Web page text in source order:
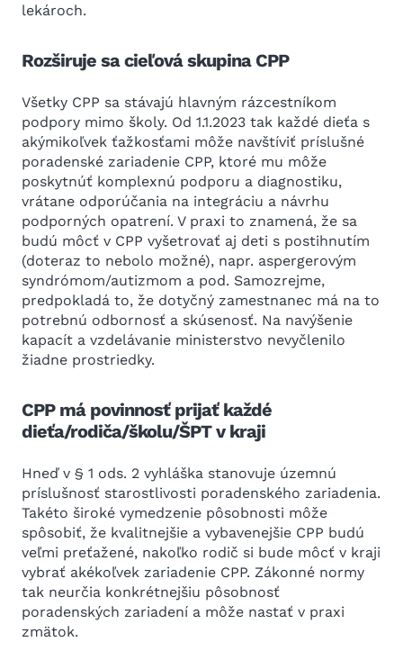
lekároch.
Rozširuje sa cieľová skupina CPP
Všetky CPP sa stávajú hlavným rázcestníkom
podpory mimo školy. Od 1.1.2023 tak každé dieťa s
akýmikoľvek ťažkosťami môže navštíviť príslušné
poradenské zariadenie CPP, ktoré mu môže
poskytnúť komplexnú podporu a diagnostiku,
vrátane odporúčania na integráciu a návrhu
podporných opatrení. V praxi to znamená, že sa
budú môcť v CPP vyšetrovať aj deti s postihnutím
(doteraz to nebolo možné), napr. aspergerovým
syndrómom/autizmom a pod. Samozrejme,
predpokladá to, že dotyčný zamestnanec má na to
potrebnú odbornosť a skúsenosť. Na navýšenie
kapacít a vzdelávanie ministerstvo nevyčlenilo
žiadne prostriedky.
CPP má povinnosť prijať každé
dieťa/rodiča/školu/ŠPT v kraji
Hneď v § 1 ods. 2 vyhláška stanovuje územnú
príslušnosť starostlivosti poradenského zariadenia.
Takéto široké vymedzenie pôsobnosti môže
spôsobiť, že kvalitnejšie a vybavenejšie CPP budú
veľmi preťažené, nakoľko rodič si bude môcť v kraji
vybrať akékoľvek zariadenie CPP. Zákonné normy
tak neurčia konkrétnejšiu pôsobnosť
poradenských zariadení a môže nastať v praxi
zmätok.